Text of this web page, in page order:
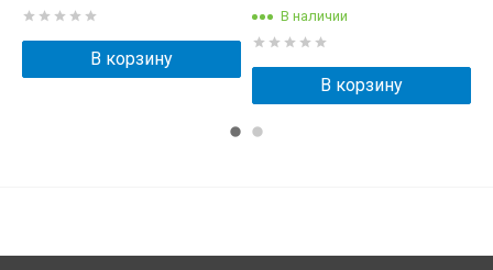
В корзину
В наличии
В корзину